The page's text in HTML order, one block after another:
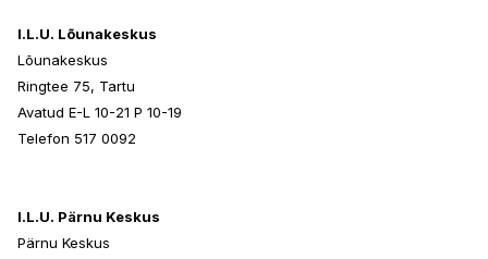
I.L.U. Lõunakeskus
Lõunakeskus
Ringtee 75, Tartu
Avatud E-L 10-21 P 10-19
Telefon 517 0092
I.L.U. Pärnu Keskus
Pärnu Keskus